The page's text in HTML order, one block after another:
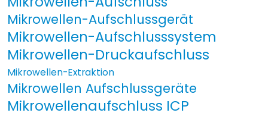
Mikrowellen-Aufschlussgerät
Mikrowellen-Aufschlusssystem
Mikrowellen-Druckaufschluss
Mikrowellen-Extraktion
Mikrowellen Aufschlussgeräte
Mikrowellenaufschluss ICP